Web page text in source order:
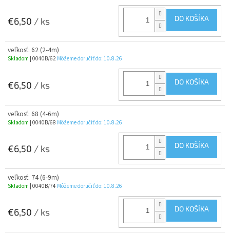
€6,50 / ks DO KOŠÍKA
veľkosť: 62 (2-4m)
Skladom | 0040B/62 Môžeme doručiť do: 10.8.26
€6,50 / ks DO KOŠÍKA
veľkosť: 68 (4-6m)
Skladom | 0040B/68 Môžeme doručiť do: 10.8.26
€6,50 / ks DO KOŠÍKA
veľkosť: 74 (6-9m)
Skladom | 0040B/74 Môžeme doručiť do: 10.8.26
€6,50 / ks DO KOŠÍKA